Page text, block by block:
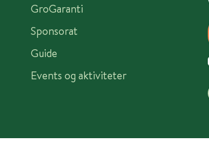
GroGaranti
Sponsorat
Guide
Events og aktiviteter